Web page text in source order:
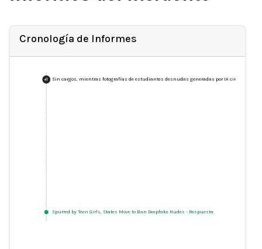
Cronología de Informes
+1 Sin cargos, mientras fotografías de estudiantes desnudas generadas por IA circulan por
Spurred by Teen Girls, States Move to Ban Deepfake Nudes - Respuesta